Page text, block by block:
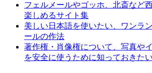
フェルメールやゴッホ、北斎など
楽しめるサイト集
美しい日本語を使いたい、ワンラ
ールの作法
著作権・肖像権について、写真や
を安全に使うために知っておきた